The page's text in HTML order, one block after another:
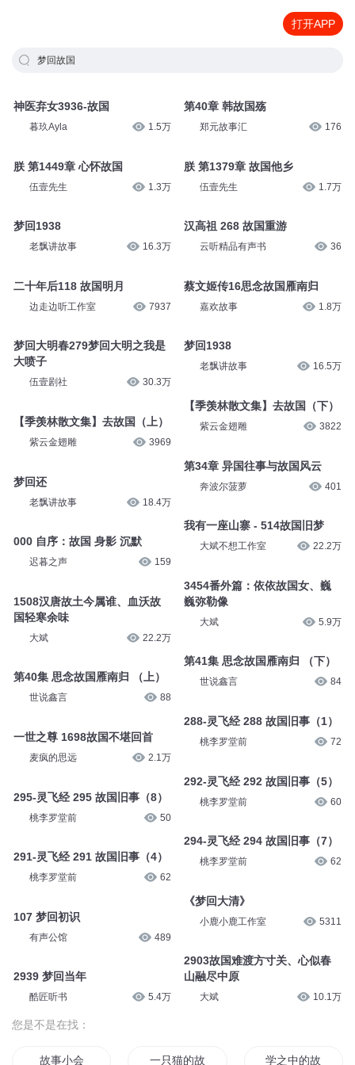
打开APP
梦回故国
神医弃女3936-故国
暮玖Ayla 1.5万
朕 第1449章 心怀故国
伍壹先生 1.3万
梦回1938
老飘讲故事 16.3万
二十年后118 故国明月
边走边听工作室 7937
梦回大明春279梦回大明之我是
大喷子
伍壹剧社 30.3万
【季羡林散文集】去故国（上）
紫云金翅雕 3969
梦回还
老飘讲故事 18.4万
000 自序：故国 身影 沉默
迟暮之声 159
1508汉唐故土今属谁、血沃故
国轻寒余味
大斌 22.2万
第40集 思念故国雁南归 （上）
世说鑫言 88
一世之尊 1698故国不堪回首
麦疯的思远 2.1万
295-灵飞经 295 故国旧事（8）
桃李罗堂前 50
291-灵飞经 291 故国旧事（4）
桃李罗堂前 62
107 梦回初识
有声公馆 489
2939 梦回当年
酷匠听书 5.4万
第40章 韩故国殇
郑元故事汇 176
朕 第1379章 故国他乡
伍壹先生 1.7万
汉高祖 268 故国重游
云听精品有声书 36
蔡文姬传16思念故国雁南归
嘉欢故事 1.8万
梦回1938
老飘讲故事 16.5万
【季羡林散文集】去故国（下）
紫云金翅雕 3822
第34章 异国往事与故国风云
奔波尔菠萝 401
我有一座山寨 - 514故国旧梦
大斌不想工作室 22.2万
3454番外篇：依依故国女、巍
巍弥勒像
大斌 5.9万
第41集 思念故国雁南归 （下）
世说鑫言 84
288-灵飞经 288 故国旧事（1）
桃李罗堂前 72
292-灵飞经 292 故国旧事（5）
桃李罗堂前 60
294-灵飞经 294 故国旧事（7）
桃李罗堂前 62
《梦回大清》
小鹿小鹿工作室 5311
2903故国难渡方寸关、心似春
山融尽中原
大斌 10.1万
您是不是在找：
故事小会 一只猫的故事 学之中的故事